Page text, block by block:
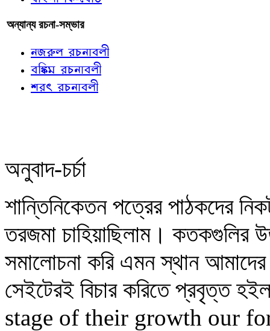
অন্যান্য রচনা-সম্ভার
নজরুল রচনাবলী
বঙ্কিম রচনাবলী
শরৎ রচনাবলী
অনুবাদ-চর্চা
শান্তিনিকেতন পত্রের পাঠকদের
তরজমা চাহিয়াছিলাম।
সমালোচনা করি এমন স্থান
সেইটেরই বিচার করিতে প্রবৃত্ত
stage of their growth our